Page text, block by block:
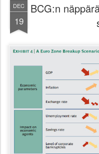
DEC
19
BCG:n